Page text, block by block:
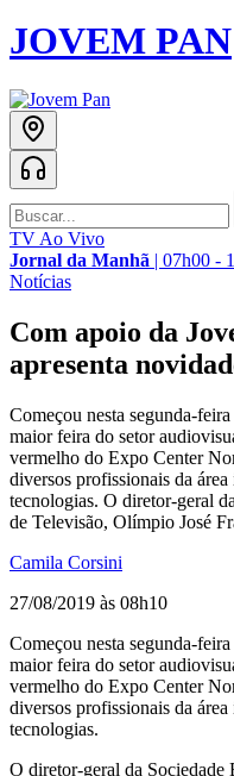
JOVEM PAN
TV Ao Vivo
Jornal da Manhã | 07h00 -
Notícias
Com apoio da
apresenta
Começou nesta segunda-
maior feira do setor
vermelho do Expo Center
diversos profissionais da
tecnologias. O diretor-geral
de Televisão, Olímpio José
Camila Corsini
27/08/2019 às 08h10
Começou nesta segunda-
maior feira do setor
vermelho do Expo Center
diversos profissionais da
tecnologias.
O diretor-geral da Sociedade